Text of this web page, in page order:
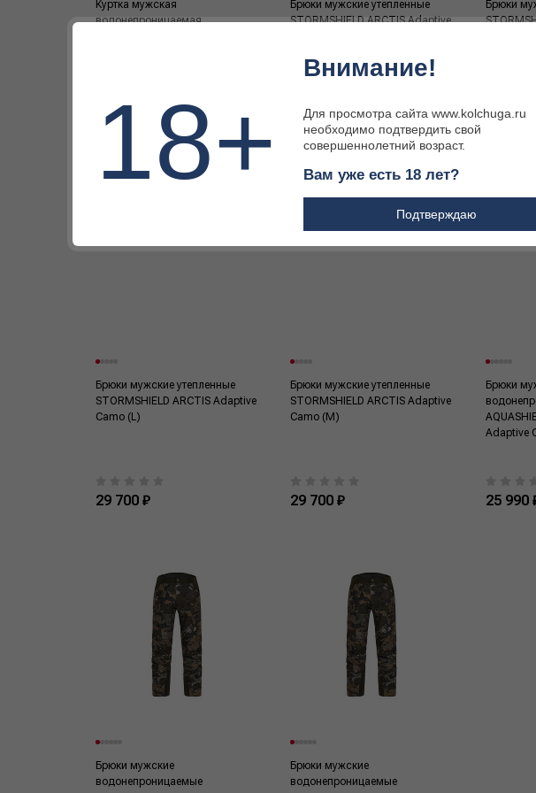
Куртка мужская
водонепроницаемая
33 990 ₽
Брюки мужские утепленные
STORMSHIELD ARCTIS Adaptive
29 700 ₽
Брюки
29 700
Брюки мужские утепленные
STORMSHIELD ARCTIS Adaptive
Camo (L)
29 700 ₽
Брюки мужские утепленные
STORMSHIELD ARCTIS Adaptive
Camo (M)
29 700 ₽
Брюки
Adaptive
25 990
Брюки мужские
водонепроницаемые
Брюки мужские
водонепроницаемые
18+
Внимание!
Для просмотра сайта www.kolchuga.ru
необходимо подтвердить свой
совершеннолетний возраст.
Вам уже есть 18 лет?
Подтверждаю